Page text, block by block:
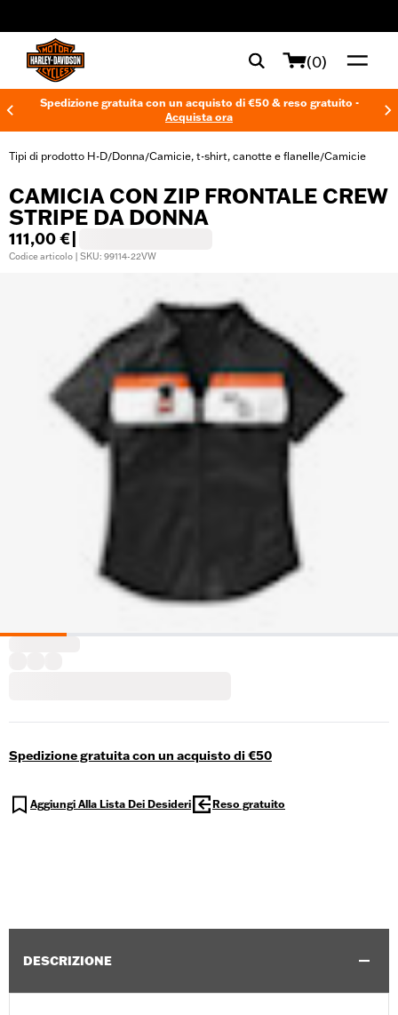
(0)
Spedizione gratuita con un acquisto di €50 & reso gratuito -
Acquista ora
Tipi di prodotto H-D/Donna/Camicie, t-shirt, canotte e flanelle/Camicie
CAMICIA CON ZIP FRONTALE CREW
STRIPE DA DONNA
111,00 €
Codice articolo | SKU: 99114-22VW
Spedizione gratuita con un acquisto di €50
Aggiungi Alla Lista Dei Desideri Reso gratuito
DESCRIZIONE